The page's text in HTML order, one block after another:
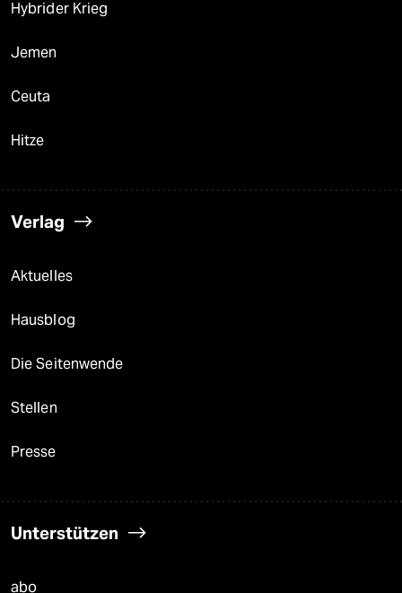
Hybrider Krieg
Jemen
Ceuta
Hitze
Verlag
Aktuelles
Hausblog
Die Seitenwende
Stellen
Presse
Unterstützen
abo